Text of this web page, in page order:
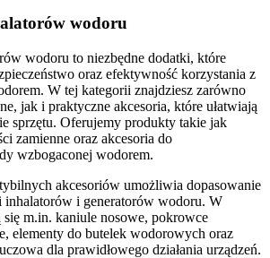
wodoru
wodoru to niezbędne dodatki, które
oraz efektywność korzystania z
W tej kategorii znajdziesz zarówno
jak i praktyczne akcesoria, które ułatwiają
sprzętu. Oferujemy produkty takie jak
zamienne oraz akcesoria do
wzbogaconej wodorem.
akcesoriów umożliwia dopasowanie
inhalatorów i generatorów wodoru. W
się m.in. kaniule nosowe, pokrowce
elementy do butelek wodorowych oraz
dla prawidłowego działania urządzeń.